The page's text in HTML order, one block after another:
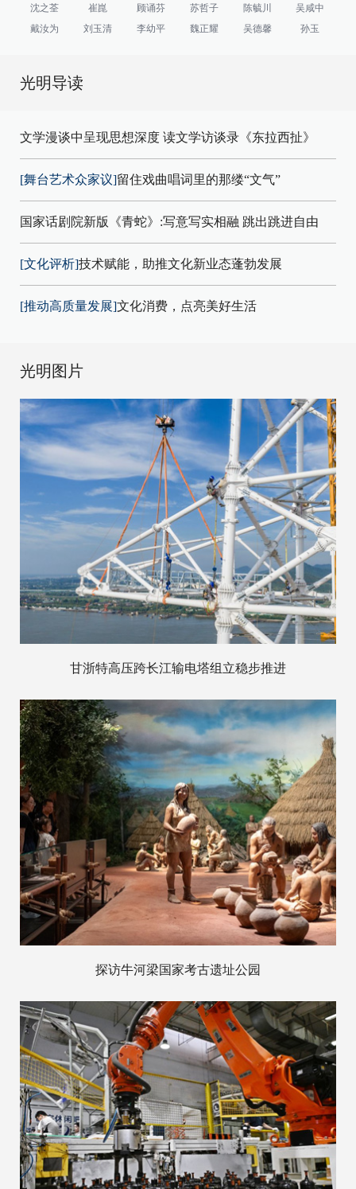
沈之荃 崔崑 顾诵芬 苏哲子 陈毓川
吴咸中
戴汝为
刘玉清 李幼平 魏正耀 吴德馨 孙玉
光明导读
文学漫谈中呈现思想深度 读文学访谈录《东拉西扯》
[舞台艺术众家议]留住戏曲唱词里的那缕“文气”
国家话剧院新版《青蛇》:写意写实相融 跳出跳进自由
[文化评析]技术赋能，助推文化新业态蓬勃发展
[推动高质量发展]文化消费，点亮美好生活
光明图片
甘浙特高压跨长江输电塔组立稳步推进
探访牛河梁国家考古遗址公园